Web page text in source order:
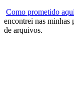
Como prometido
encontrei nas minhas
de arquivos.